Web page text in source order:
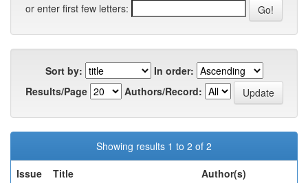
or enter first few letters:
Sort by:
In order:
Results/Page
Authors/Record:
Showing results 1 to 2 of 2
Issue
Title Author(s)